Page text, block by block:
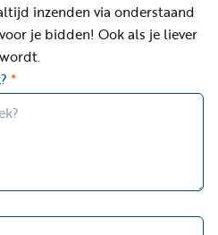
inzenden via onderstaand
je bidden! Ook als je liever
*